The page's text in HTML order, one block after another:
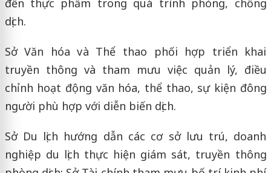
dịch.
Sở Văn hóa và Thể thao phối hợp triển khai
truyền thông và tham mưu việc quản lý, điều
chỉnh hoạt động văn hóa, thể thao, sự kiện đông
người phù hợp với diễn biến dịch.
Sở Du lịch hướng dẫn các cơ sở lưu trú, doanh
nghiệp du lịch thực hiện giám sát, truyền thông